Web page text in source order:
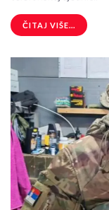
ČITAJ VIŠE...